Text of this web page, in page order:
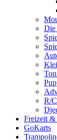
Die
R/
Freizeit &
GoKarts